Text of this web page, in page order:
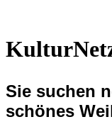
Sie suchen
schönes